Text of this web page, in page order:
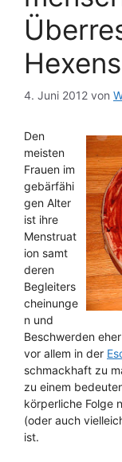
4. Juni 2012 von
Den
meisten
Frauen im
gebärfähi
gen Alter
ist ihre
Menstruat
ion samt
deren
Begleiters
cheinunge
n und
Beschwerden
vor allem in der
schmackhaft zu
zu einem
körperliche Folge
(oder auch
ist.